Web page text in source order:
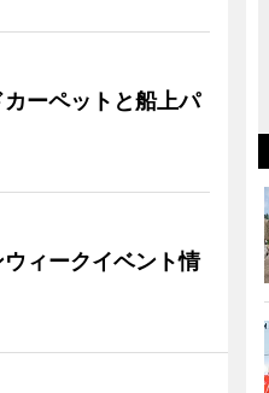
ーペットと船上パ
ィークイベント情